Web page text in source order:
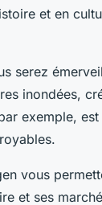
et en
serez
inondées,
exemple,
vous
et ses